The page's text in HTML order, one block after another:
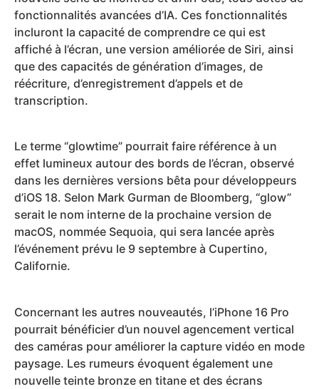
fonctionnalités avancées d’IA. Ces fonctionnalités
incluront la capacité de comprendre ce qui est
affiché à l’écran, une version améliorée de Siri, ainsi
que des capacités de génération d’images, de
réécriture, d’enregistrement d’appels et de
transcription.
Le terme “glowtime” pourrait faire référence à un
effet lumineux autour des bords de l’écran, observé
dans les dernières versions bêta pour développeurs
d’iOS 18. Selon Mark Gurman de Bloomberg, “glow”
serait le nom interne de la prochaine version de
macOS, nommée Sequoia, qui sera lancée après
l’événement prévu le 9 septembre à Cupertino,
Californie.
Concernant les autres nouveautés, l’iPhone 16 Pro
pourrait bénéficier d’un nouvel agencement vertical
des caméras pour améliorer la capture vidéo en mode
paysage. Les rumeurs évoquent également une
nouvelle teinte bronze en titane et des écrans